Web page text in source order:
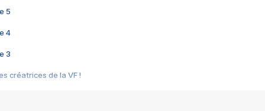
5
4
3
créatrices de la VF !